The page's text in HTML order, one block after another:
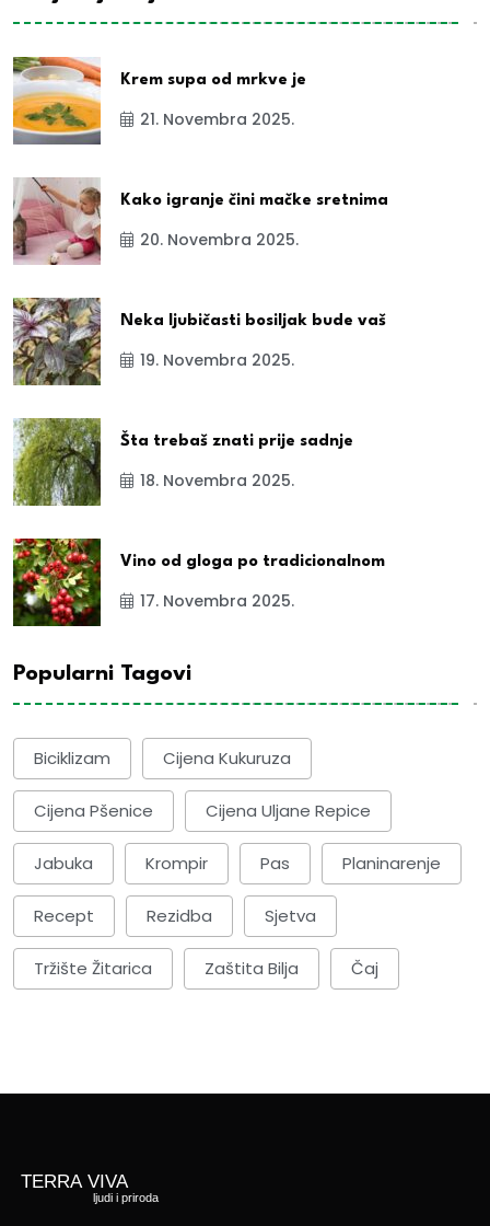
Krem supa od mrkve je
21. Novembra 2025.
Kako igranje čini mačke sretnima
20. Novembra 2025.
Neka ljubičasti bosiljak bude vaš
19. Novembra 2025.
Šta trebaš znati prije sadnje
18. Novembra 2025.
Vino od gloga po tradicionalnom
17. Novembra 2025.
Popularni Tagovi
Biciklizam Cijena Kukuruza
Cijena Pšenice Cijena Uljane Repice
Jabuka Krompir Pas Planinarenje
Recept Rezidba Sjetva
Tržište Žitarica Zaštita Bilja Čaj